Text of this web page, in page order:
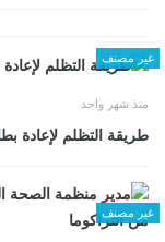
غير مصنف
منذ شهر واحد
طريقة التظلم لإعادة
غير مصنف